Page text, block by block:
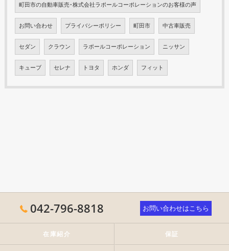
町田市の自動車販売･株式会社ラポールコーポレーションのお客様の声
お問い合わせ プライバシーポリシー 町田市 中古車販売
セダン クラウン ラポールコーポレーション ニッサン
キューブ セレナ トヨタ ホンダ フィット
042-796-8818 お問い合わせはこちら
在庫紹介 保証